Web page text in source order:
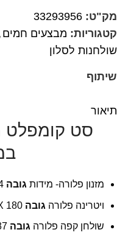
מק"ט: 33293956
קטגוריות: מבצעים חמים
שולחנות לסלון
שיתוף
תיאור
סט קומפלט
מזנון פלורה- מידות גובה
ויטרינה פלורה גובה
שולחן קפה פלורה גובה